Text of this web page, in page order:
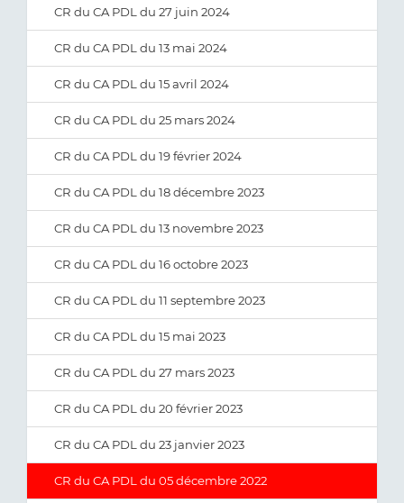
CR du CA PDL du 27 juin 2024
CR du CA PDL du 13 mai 2024
CR du CA PDL du 15 avril 2024
CR du CA PDL du 25 mars 2024
CR du CA PDL du 19 février 2024
CR du CA PDL du 18 décembre 2023
CR du CA PDL du 13 novembre 2023
CR du CA PDL du 16 octobre 2023
CR du CA PDL du 11 septembre 2023
CR du CA PDL du 15 mai 2023
CR du CA PDL du 27 mars 2023
CR du CA PDL du 20 février 2023
CR du CA PDL du 23 janvier 2023
CR du CA PDL du 05 décembre 2022